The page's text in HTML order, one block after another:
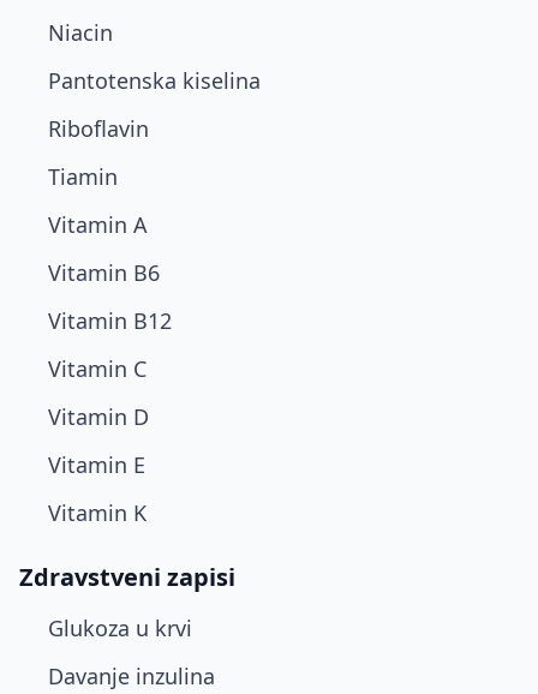
Niacin
Pantotenska kiselina
Riboflavin
Tiamin
Vitamin A
Vitamin B6
Vitamin B12
Vitamin C
Vitamin D
Vitamin E
Vitamin K
Zdravstveni zapisi
Glukoza u krvi
Davanje inzulina